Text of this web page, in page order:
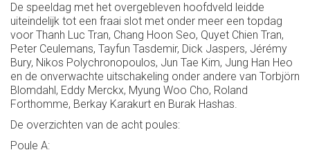
De speeldag met het overgebleven hoofdveld leidde
uiteindelijk tot een fraai slot met onder meer een topdag
voor Thanh Luc Tran, Chang Hoon Seo, Quyet Chien Tran,
Peter Ceulemans, Tayfun Tasdemir, Dick Jaspers, Jérémy
Bury, Nikos Polychronopoulos, Jun Tae Kim, Jung Han Heo
en de onverwachte uitschakeling onder andere van Torbjörn
Blomdahl, Eddy Merckx, Myung Woo Cho, Roland
Forthomme, Berkay Karakurt en Burak Hashas.
De overzichten van de acht poules:
Poule A: